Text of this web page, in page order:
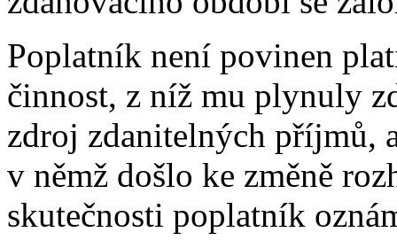
Poplatník není povinen
činnost, z níž mu plynuly
zdroj zdanitelných příjmů,
v němž došlo ke změně
skutečnosti poplatník